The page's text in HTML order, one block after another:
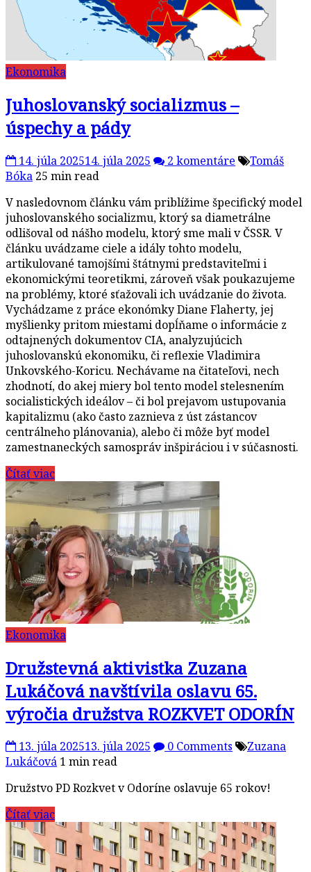
Ekonomika
Juhoslovanský socializmus –
úspechy a pády
14. júla 202514. júla 2025 2 komentáre
Tomáš
Bóka 25 min read
V nasledovnom článku vám priblížime špecifický model
juhoslovanského socializmu, ktorý sa diametrálne
odlišoval od nášho modelu, ktorý sme mali v ČSSR. V
článku uvádzame ciele a idály tohto modelu,
artikulované tamojšími štátnymi predstaviteľmi i
ekonomickými teoretikmi, zároveň však poukazujeme
na problémy, ktoré sťažovali ich uvádzanie do života.
Vychádzame z práce ekonómky Diane Flaherty, jej
myšlienky pritom miestami dopĺňame o informácie z
odtajnených dokumentov CIA, analyzujúcich
juhoslovanskú ekonomiku, či reflexie Vladimira
Unkovského-Koricu. Nechávame na čitateľovi, nech
zhodnotí, do akej miery bol tento model stelesnením
socialistických ideálov – či bol prejavom ustupovania
kapitalizmu (ako často zaznieva z úst zástancov
centrálneho plánovania), alebo či môže byť model
zamestnaneckých samospráv inšpiráciou i v súčasnosti.
Čítať viac
Ekonomika
Družstevná aktivistka Zuzana
Lukáčová navštívila oslavu 65.
výročia družstva ROZKVET ODORÍN
13. júla 202513. júla 2025 0 Comments
Zuzana
Lukáčová 1 min read
Družstvo PD Rozkvet v Odoríne oslavuje 65 rokov!
Čítať viac